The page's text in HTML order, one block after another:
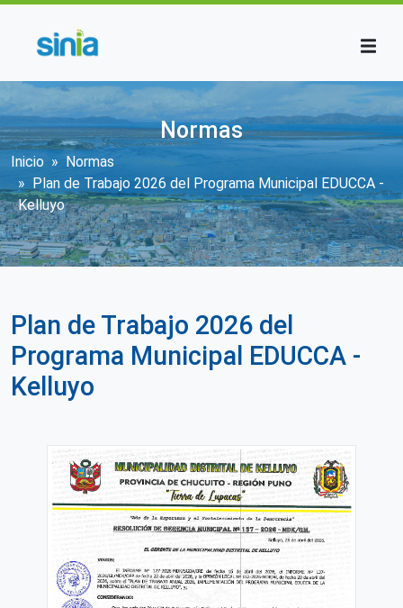
Normas
Sobrescribir enlaces de ayuda a la
Inicio
Normas
Plan de Trabajo 2026 del Programa Municipal EDUCCA -
Kelluyo
Plan de Trabajo 2026 del
Programa Municipal EDUCCA -
Kelluyo